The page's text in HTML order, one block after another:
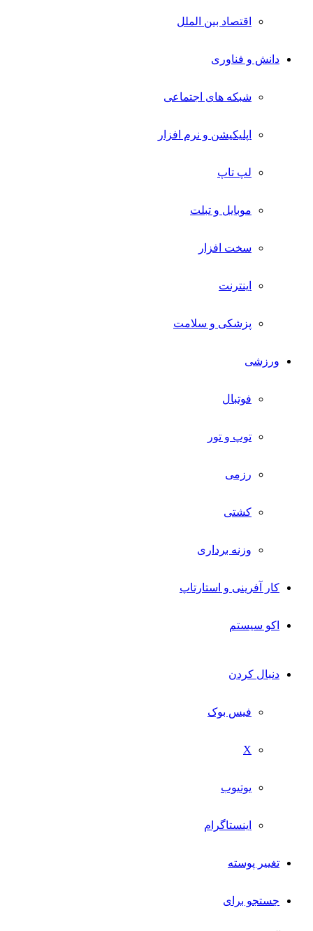
اقتصاد بین الملل
دانش و فناوری
شبکه های اجتماعی
اپلیکیشن و نرم افزار
لپ تاپ
موبایل و تبلت
سخت افزار
اینترنت
پزشکی و سلامت
ورزشی
فوتبال
توپ و تور
رزمی
کشتی
وزنه برداری
کار آفرینی و استارتاپ
اکو سیستم
دنبال کردن
فیس بوک
X
یوتیوب
اینستاگرام
تغییر پوسته
جستجو برای